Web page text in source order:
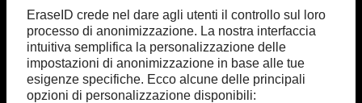
EraseID crede nel dare agli utenti il controllo sul loro
processo di anonimizzazione. La nostra interfaccia
intuitiva semplifica la personalizzazione delle
impostazioni di anonimizzazione in base alle tue
esigenze specifiche. Ecco alcune delle principali
opzioni di personalizzazione disponibili: